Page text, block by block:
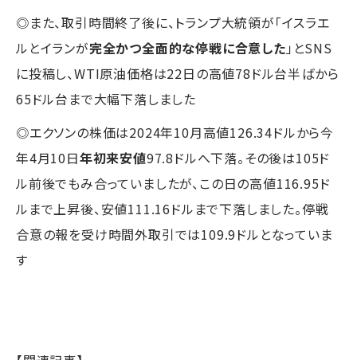
◎また、取引時間終了後に、トランプ大統領が「イスラエ
ルとイランが完全かつ全面的な停戦に合意した 」とSNS
に投稿し、WTI原油価格は22日の高値78ドル台半ばから
65ドル台まで大幅下落しました
◎エクソンの株価は2024年10月高値126.34ドルから今
年4月10日年初来安値97.8ドルへ下落。その後は105ド
ル前後でもみ合っていましたが、この日の高値116.95ド
ルまで上昇後、安値111.16ドルまで下落しました。停戦
合意の報を受け時間外取引では109.9ドルとなっていま
す